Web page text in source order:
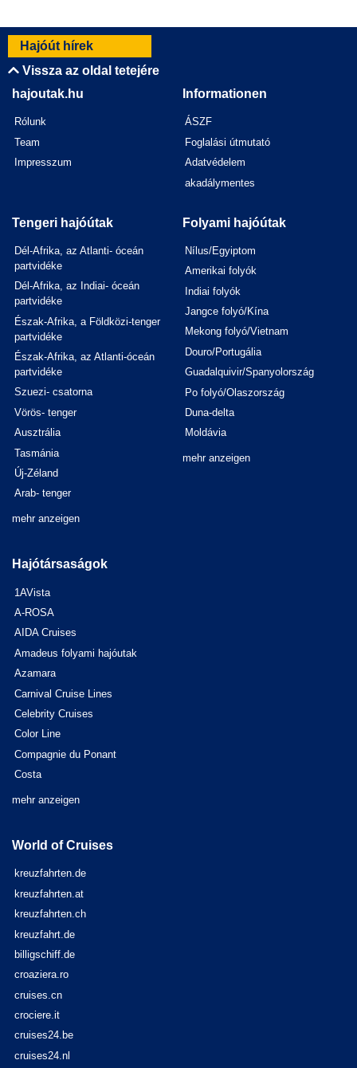
Hajóút hírek
Vissza az oldal tetejére
hajoutak.hu
Rólunk
Team
Impresszum
Informationen
ÁSZF
Foglalási útmutató
Adatvédelem
akadálymentes
Tengeri hajóútak
Dél-Afrika, az Atlanti- óceán
partvidéke
Dél-Afrika, az Indiai- óceán
partvidéke
Észak-Afrika, a Földközi-tenger
partvidéke
Észak-Afrika, az Atlanti-óceán
partvidéke
Szuezi- csatorna
Vörös- tenger
Ausztrália
Tasmánia
Új-Zéland
Arab- tenger
mehr anzeigen
Folyami hajóútak
Nílus/Egyiptom
Amerikai folyók
Indiai folyók
Jangce folyó/Kína
Mekong folyó/Vietnam
Douro/Portugália
Guadalquivir/Spanyolország
Po folyó/Olaszország
Duna-delta
Moldávia
mehr anzeigen
Hajótársaságok
1AVista
A-ROSA
AIDA Cruises
Amadeus folyami hajóutak
Azamara
Carnival Cruise Lines
Celebrity Cruises
Color Line
Compagnie du Ponant
Costa
mehr anzeigen
World of Cruises
kreuzfahrten.de
kreuzfahrten.at
kreuzfahrten.ch
kreuzfahrt.de
billigschiff.de
croaziera.ro
cruises.cn
crociere.it
cruises24.be
cruises24.nl